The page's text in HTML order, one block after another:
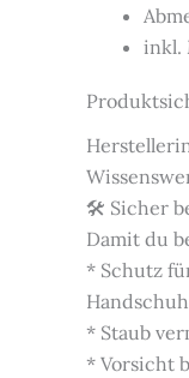
inkl.
🛠️ Sicher
Damit du
* Schutz
* Staub
* Vorsicht